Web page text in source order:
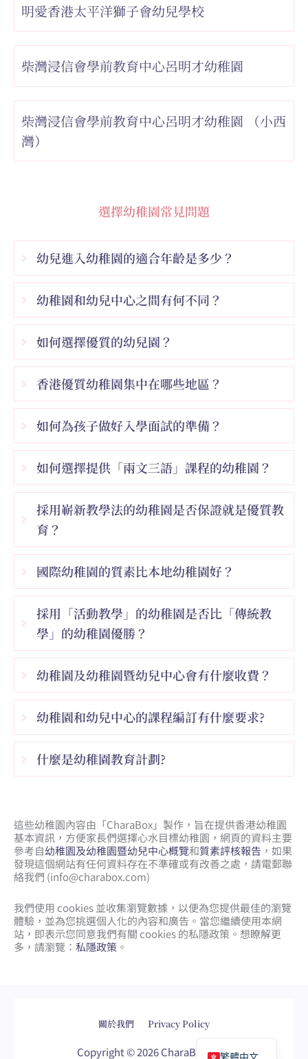
明愛香港太平洋獅子會幼兒學校
柴灣浸信會學前教育中心呂明才幼稚園
柴灣浸信會學前教育中心呂明才幼稚園 （小西
灣）
選擇幼稚園常見問題
幼兒進入幼稚園的適合年齡是多少？
幼稚園和幼兒中心之間有何不同？
如何選擇優質的幼兒園？
香港優質幼稚園集中在哪些地區？
如何為孩子做好入學面試的準備？
如何選擇提供「兩文三語」課程的幼稚園？
採用嶄新教學法的幼稚園是否保證就是優質教
育？
國際幼稚園的質素比本地幼稚園好？
採用「活動教學」的幼稚園是否比「傳統教
學」的幼稚園優勝？
幼稚園及幼稚園暨幼兒中心會有什麼收費？
幼稚園和幼兒中心的課程編訂有什麼要求?
什麼是幼稚園教育計劃?
這些幼稚園內容由「CharaBox」製作，旨在提供香港幼稚園
基本資訊，方便家長們選擇心水目標幼稚園，網頁的資料主要
參考自幼稚園及幼稚園暨幼兒中心概覽和質素評核報告 ，如果
發現這個網站有任何資料存在不準確或有改善之處，請電郵聯
絡我們 (info@charabox.com)
我們使用 cookies 並收集瀏覽數據，以便為您提供最佳的瀏覽
體驗，並為您挑選個人化的內容和廣告。當您繼續使用本網
站，即表示您同意我們有關 cookies 的私隱政策。想瞭解更
多，請瀏覽： 私隱政策 。
關於我們 Privacy Policy
Copyright © 2026 CharaBox.com繁體中文